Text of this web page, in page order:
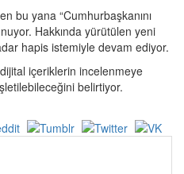
bu yana “Cumhurbaşkanını
Hakkında yürütülen yeni
hapis istemiyle devam ediyor.
dijital içeriklerin incelenmeye
belirtiyor.